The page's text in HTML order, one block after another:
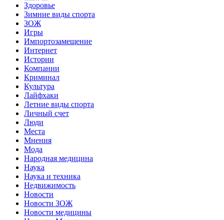
Здоровье
Зимние виды спорта
ЗОЖ
Игры
Импортозамещение
Интернет
Истории
Компании
Криминал
Культура
Лайфхаки
Летние виды спорта
Личный счет
Люди
Места
Мнения
Мода
Народная медицина
Наука
Наука и техника
Недвижимость
Новости
Новости ЗОЖ
Новости медицины